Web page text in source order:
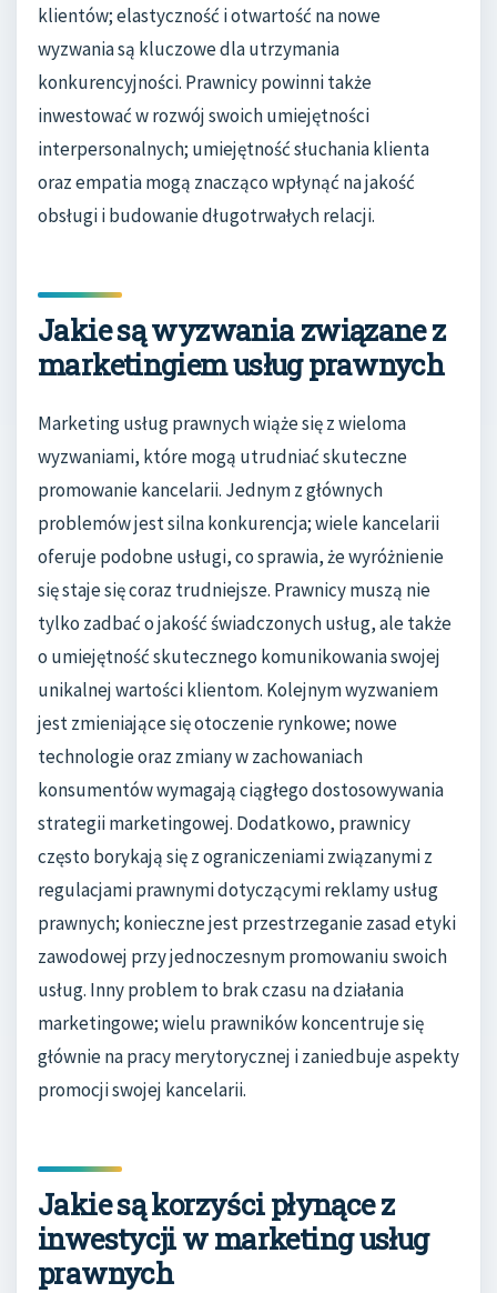
klientów; elastyczność i otwartość na nowe
wyzwania są kluczowe dla utrzymania
konkurencyjności. Prawnicy powinni także
inwestować w rozwój swoich umiejętności
interpersonalnych; umiejętność słuchania klienta
oraz empatia mogą znacząco wpłynąć na jakość
obsługi i budowanie długotrwałych relacji.
Jakie są wyzwania związane z
marketingiem usług prawnych
Marketing usług prawnych wiąże się z wieloma
wyzwaniami, które mogą utrudniać skuteczne
promowanie kancelarii. Jednym z głównych
problemów jest silna konkurencja; wiele kancelarii
oferuje podobne usługi, co sprawia, że wyróżnienie
się staje się coraz trudniejsze. Prawnicy muszą nie
tylko zadbać o jakość świadczonych usług, ale także
o umiejętność skutecznego komunikowania swojej
unikalnej wartości klientom. Kolejnym wyzwaniem
jest zmieniające się otoczenie rynkowe; nowe
technologie oraz zmiany w zachowaniach
konsumentów wymagają ciągłego dostosowywania
strategii marketingowej. Dodatkowo, prawnicy
często borykają się z ograniczeniami związanymi z
regulacjami prawnymi dotyczącymi reklamy usług
prawnych; konieczne jest przestrzeganie zasad etyki
zawodowej przy jednoczesnym promowaniu swoich
usług. Inny problem to brak czasu na działania
marketingowe; wielu prawników koncentruje się
głównie na pracy merytorycznej i zaniedbuje aspekty
promocji swojej kancelarii.
Jakie są korzyści płynące z
inwestycji w marketing usług
prawnych